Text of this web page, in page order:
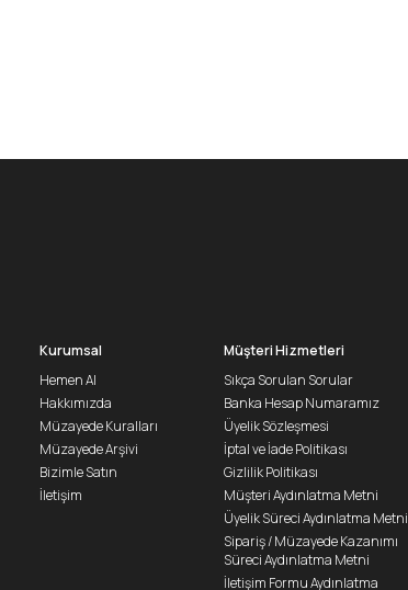
Kurumsal
Hemen Al
Hakkımızda
Müzayede Kuralları
Müzayede Arşivi
Bizimle Satın
İletişim
Müşteri Hizmetleri
Sıkça Sorulan Sorular
Banka Hesap Numaramız
Üyelik Sözleşmesi
İptal ve İade Politikası
Gizlilik Politikası
Müşteri Aydınlatma Metni
Üyelik Süreci Aydınlatma Metni
Sipariş / Müzayede Kazanımı
Süreci Aydınlatma Metni
İletişim Formu Aydınlatma